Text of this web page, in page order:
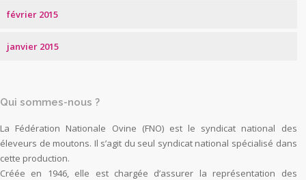
février 2015
janvier 2015
Qui sommes-nous ?
La Fédération Nationale Ovine (FNO) est le syndicat national des
éleveurs de moutons. Il s’agit du seul syndicat national spécialisé dans
cette production.
Créée en 1946, elle est chargée d’assurer la représentation des